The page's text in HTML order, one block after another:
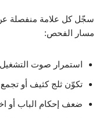
سجّل كل علامة منفصلة عن
مسار الفحص:
استمرار صوت التشغيل
تكوّن ثلج كثيف أو
ضعف إحكام الباب أو